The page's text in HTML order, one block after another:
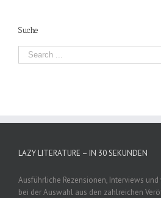
Suche
LAZY LITERATURE – IN 30 SEKUNDEN
Ausführliche Rezensionen, Interviews
bei der Auswahl aus den zahlreichen